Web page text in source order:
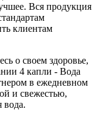
Вся продукция
клиентам
о своем здоровье,
4 капли - Вода
в ежедневном
и свежестью,
вода.